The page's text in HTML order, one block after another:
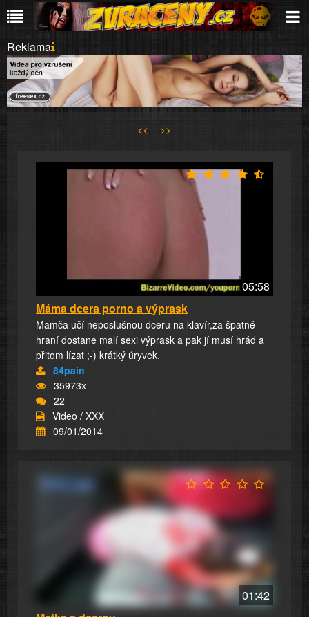
Reklama
<< >>
05:58
Máma dcera porno a výprask
Mamča učí neposlušnou dceru na klavír,za špatné
hraní dostane malí sexi výprask a pak jí musí hrád a
přitom lízat ;-) krátký úryvek.
84pain
35973x
22
Video / XXX
09/01/2014
01:42